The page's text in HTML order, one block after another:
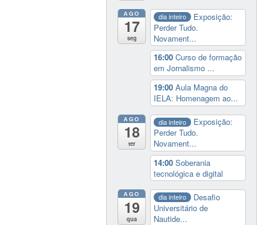
AGO
17
seg
dia inteiro
Exposição:
Perder Tudo.
Novament...
16:00Curso de formação
em Jornalismo ...
19:00Aula Magna do
IELA: Homenagem ao...
AGO
18
ter
dia inteiro
Exposição:
Perder Tudo.
Novament...
14:00Soberania
tecnológica e digital
AGO
19
qua
dia inteiro
Desafio
Universitário de
Nautide...